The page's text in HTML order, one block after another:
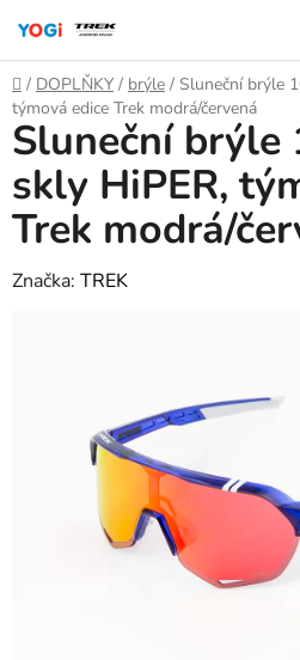
obsah
Domů
/ DOPLŇKY / brýle / Sluneční brýle
týmová edice Trek modrá/červená
Sluneční brýle
skly HiPER,
Trek modrá/
Značka: TREK